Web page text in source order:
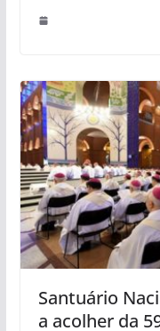
Santuário
a acolher da